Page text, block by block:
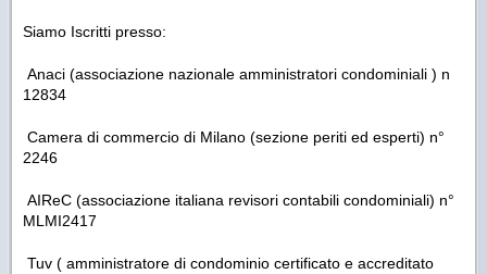
Siamo Iscritti presso:
Anaci (associazione nazionale amministratori condominiali ) n
12834
Camera di commercio di Milano (sezione periti ed esperti) n°
2246
AIReC (associazione italiana revisori contabili condominiali) n°
MLMI2417
Tuv ( amministratore di condominio certificato e accreditato